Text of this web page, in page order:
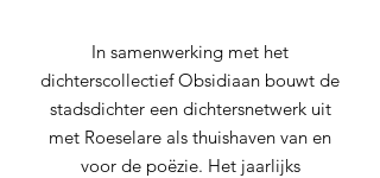
In samenwerking met het
dichterscollectief Obsidiaan bouwt de
stadsdichter een dichtersnetwerk uit
met Roeselare als thuishaven van en
voor de poëzie. Het jaarlijks